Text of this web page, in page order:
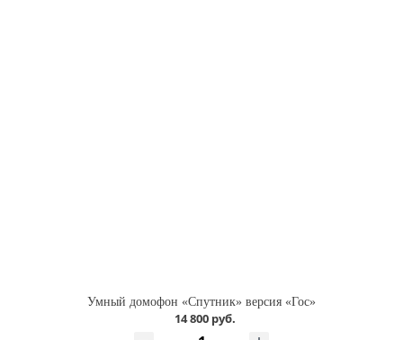
Умный домофон «Спутник» версия «Гос»
14 800 руб.